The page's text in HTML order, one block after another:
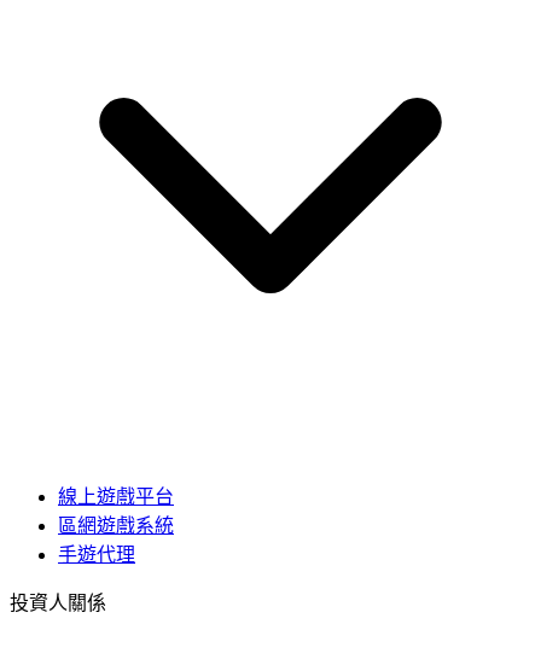
線上遊戲平台
區網遊戲系統
手遊代理
投資人關係